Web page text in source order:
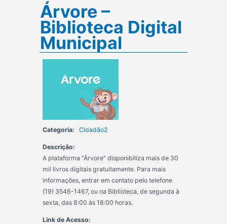
Árvore –
Biblioteca Digital
Municipal
Categoria: Cidadão2
Descrição:
A plataforma “Árvore” disponibiliza mais de 30
mil livros digitais gratuitamente. Para mais
informações, entrar em contato pelo telefone
(19) 3546-1467, ou na Biblioteca, de segunda à
sexta, das 8:00 às 18:00 horas.
Link de Acesso: